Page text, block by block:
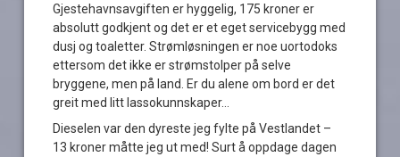
Gjestehavnsavgiften er hyggelig, 175 kroner er
absolutt godkjent og det er et eget servicebygg med
dusj og toaletter. Strømløsningen er noe uortodoks
ettersom det ikke er strømstolper på selve
bryggene, men på land. Er du alene om bord er det
greit med litt lassokunnskaper…
Dieselen var den dyreste jeg fylte på Vestlandet –
13 kroner måtte jeg ut med! Surt å oppdage dagen